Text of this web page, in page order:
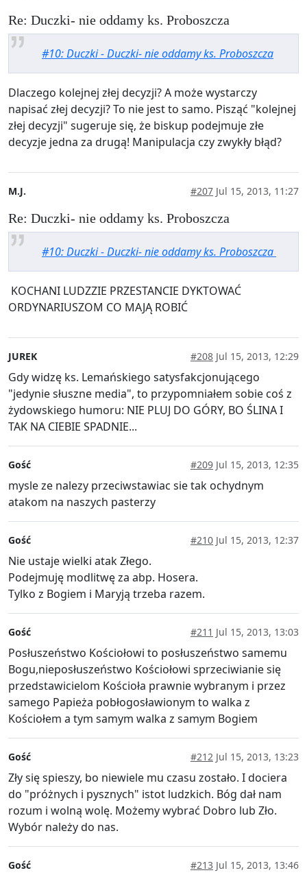
Re: Duczki- nie oddamy ks. Proboszcza
#10: Duczki - Duczki- nie oddamy ks. Proboszcza
Dlaczego kolejnej złej decyzji? A może wystarczy
napisać złej decyzji? To nie jest to samo. Pisząć "kolejnej
złej decyzji" sugeruje się, że biskup podejmuje złe
decyzje jedna za drugą! Manipulacja czy zwykły błąd?
M.J. #207 Jul 15, 2013, 11:27
Re: Duczki- nie oddamy ks. Proboszcza
#10: Duczki - Duczki- nie oddamy ks. Proboszcza
KOCHANI LUDZZIE PRZESTANCIE DYKTOWAĆ
ORDYNARIUSZOM CO MAJĄ ROBIĆ
JUREK #208 Jul 15, 2013, 12:29
Gdy widzę ks. Lemańskiego satysfakcjonującego
"jedynie słuszne media", to przypomniałem sobie coś z
żydowskiego humoru: NIE PLUJ DO GÓRY, BO ŚLINA I
TAK NA CIEBIE SPADNIE...
Gość #209 Jul 15, 2013, 12:35
mysle ze nalezy przeciwstawiac sie tak ochydnym
atakom na naszych pasterzy
Gość #210 Jul 15, 2013, 12:37
Nie ustaje wielki atak Złego.
Podejmuję modlitwę za abp. Hosera.
Tylko z Bogiem i Maryją trzeba razem.
Gość #211 Jul 15, 2013, 13:03
Posłuszeństwo Kościołowi to posłuszeństwo samemu
Bogu,nieposłuszeństwo Kościołowi sprzeciwianie się
przedstawicielom Kościoła prawnie wybranym i przez
samego Papieża pobłogosławionym to walka z
Kościołem a tym samym walka z samym Bogiem
Gość #212 Jul 15, 2013, 13:23
Zły się spieszy, bo niewiele mu czasu zostało. I dociera
do "próżnych i pysznych" istot ludzkich. Bóg dał nam
rozum i wolną wolę. Możemy wybrać Dobro lub Zło.
Wybór należy do nas.
Gość #213 Jul 15, 2013, 13:46